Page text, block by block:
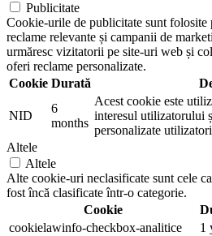
Publicitate
Cookie-urile de publicitate sunt
reclame relevante și campanii de
urmăresc vizitatorii pe site-uri web și
oferi reclame personalizate.
Cookie Durată
NID
6
months
Acest cookie este
interesul utilizatorului
personalizate
Altele
Altele
Alte cookie-uri neclasificate sunt cele
fost încă clasificate într-o categorie.
Cookie
cookielawinfo-checkbox-analitice
1